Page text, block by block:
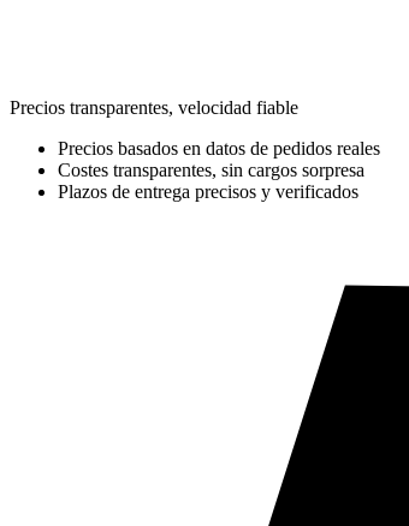
Precios transparentes, velocidad fiable
Precios basados en datos de pedidos reales
Costes transparentes, sin cargos sorpresa
Plazos de entrega precisos y verificados